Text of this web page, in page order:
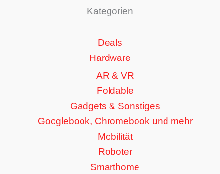
Kategorien
Deals
Hardware
AR & VR
Foldable
Gadgets & Sonstiges
Googlebook, Chromebook und mehr
Mobilität
Roboter
Smarthome